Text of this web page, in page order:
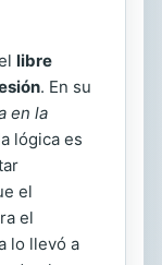
libre
. En su
en la
lógica es
el
el
lo llevó a